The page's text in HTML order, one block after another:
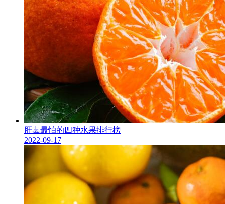
肝毒最怕的四种水果排行榜
2022-09-17